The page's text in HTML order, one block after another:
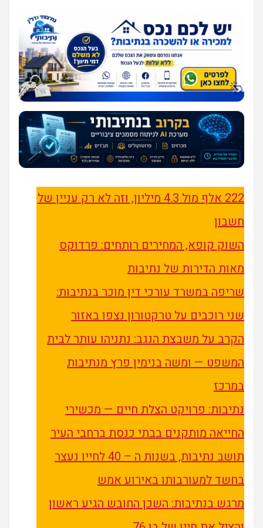
222 אלף מול 4.3 מיליון, וזה לא רק עניין של
חשבון
השוק קופא, המחירים רותחים: פרדוקס
מאות הדירות של נתיבות
שריפה במשרד עורכי דין מוכר בנתיבות:
שני רוכבים על טרקטורון נצפו באזור
הקרב על משבצת הנגב: נתניהו עותר לבית
המשפט — ומשה בנימין פרץ מנתיבות
במרכז
נתיבות: פרויקט הצלת חיים — מכשירי
החייאה מותקנים בבתי כנסת ברחבי העיר
תושב נתיבות, בשנות ה – 40 לחייו נעצר
בחשד למעורבותו באירוע אמש
מרגש בנתיבות: השכן החובש הגיע ראשון